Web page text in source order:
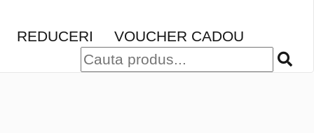
REDUCERI VOUCHER CADOU